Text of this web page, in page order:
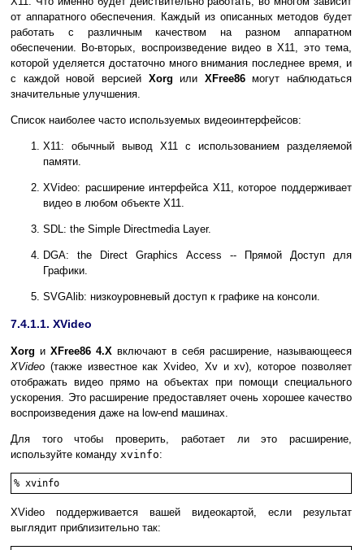
от аппаратного обеспечения. Каждый из описанных методов будет
работать с различным качеством на разном аппаратном
обеспечении. Во-вторых, воспроизведение видео в X11, это тема,
которой уделяется достаточно много внимания последнее время, и
с каждой новой версией Xorg или XFree86могут наблюдаться
значительные улучшения.
Список наиболее часто используемых видеоинтерфейсов:
X11: обычный вывод X11 с использованием разделяемой
памяти.
XVideo: расширение интерфейса X11, которое поддерживает
видео в любом объекте X11.
SDL: the Simple Directmedia Layer.
DGA: the Direct Graphics Access -- Прямой Доступ для
Графики.
SVGAlib: низкоуровневый доступ к графике на консоли.
7.4.1.1. XVideo
Xorg и XFree86 4.X включают в себя расширение, называющееся
XVideo (также известное как Xvideo, Xv и xv), которое позволяет
отображать видео прямо на объектах при помощи специального
ускорения. Это расширение предоставляет очень хорошее качество
воспроизведения даже на low-end машинах.
Для того чтобы проверить, работает ли это расширение,
используйте команду xvinfo:
% xvinfo
XVideo поддерживается вашей видеокартой, если результат
выглядит приблизительно так: